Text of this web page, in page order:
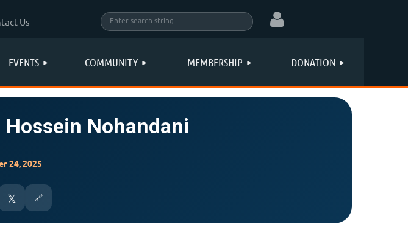
Us
EVENTS COMMUNITY MEMBERSHIP DONATION
Nohandani
24, 2025
𝕏 🔗